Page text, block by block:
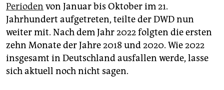
Perioden von Januar bis Oktober im 21.
Jahrhundert aufgetreten, teilte der DWD nun
weiter mit. Nach dem Jahr 2022 folgten die ersten
zehn Monate der Jahre 2018 und 2020. Wie 2022
insgesamt in Deutschland ausfallen werde, lasse
sich aktuell noch nicht sagen.